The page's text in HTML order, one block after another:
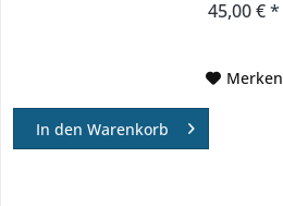
45,00 € *
Merken
In den Warenkorb